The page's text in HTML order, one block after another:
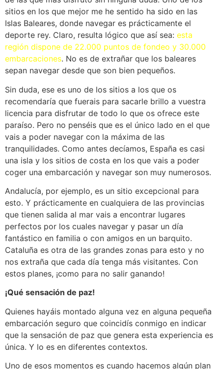
sitios en los que mejor me he sentido ha sido en las
Islas Baleares, donde navegar es prácticamente el
deporte rey. Claro, resulta lógico que así sea: esta
región dispone de 22.000 puntos de fondeo y 30.000
embarcaciones. No es de extrañar que los baleares
sepan navegar desde que son bien pequeños.
Sin duda, ese es uno de los sitios a los que os
recomendaría que fuerais para sacarle brillo a vuestra
licencia para disfrutar de todo lo que os ofrece este
paraíso. Pero no penséis que es el único lado en el que
vais a poder navegar con la máxima de las
tranquilidades. Como antes decíamos, España es casi
una isla y los sitios de costa en los que vais a poder
coger una embarcación y navegar son muy numerosos.
Andalucía, por ejemplo, es un sitio excepcional para
esto. Y prácticamente en cualquiera de las provincias
que tienen salida al mar vais a encontrar lugares
perfectos por los cuales navegar y pasar un día
fantástico en familia o con amigos en un barquito.
Cataluña es otra de las grandes zonas para esto y no
nos extraña que cada día tenga más visitantes. Con
estos planes, ¡como para no salir ganando!
¡Qué sensación de paz!
Quienes hayáis montado alguna vez en alguna pequeña
embarcación seguro que coincidís conmigo en indicar
que la sensación de paz que genera esta experiencia es
única. Y lo es en diferentes contextos.
Uno de esos momentos es cuando hacemos algún plan